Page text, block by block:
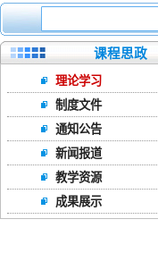
课程思政
理论学习
制度文件
通知公告
新闻报道
教学资源
成果展示